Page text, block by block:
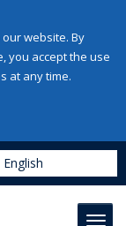
website. By
you accept the use
at any time.
English